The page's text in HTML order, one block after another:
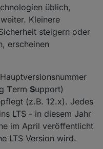
üblich,
Kleinere
steigern oder
erscheinen
Term Support)
(z.B. 12.x). Jedes
LTS - in diesem Jahr
im April veröffentlicht
LTS Version wird.